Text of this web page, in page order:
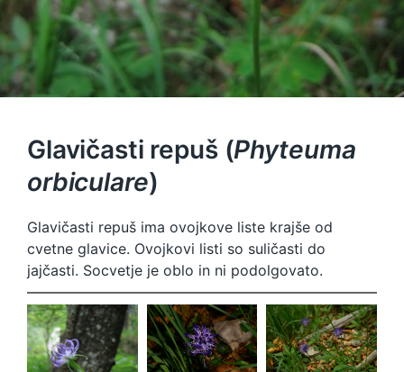
Glavičasti repuš (Phyteuma
orbiculare)
Glavičasti repuš ima ovojkove liste krajše od
cvetne glavice. Ovojkovi listi so suličasti do
jajčasti. Socvetje je oblo in ni podolgovato.
Phyteuma
orbiculare
Phyteuma
orbiculare
Phyteuma
orbiculare